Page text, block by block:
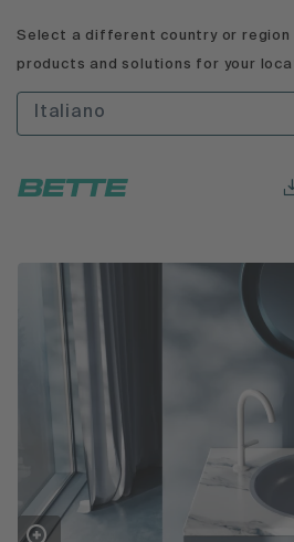
Select a different country or region
products and solutions for your
Italiano